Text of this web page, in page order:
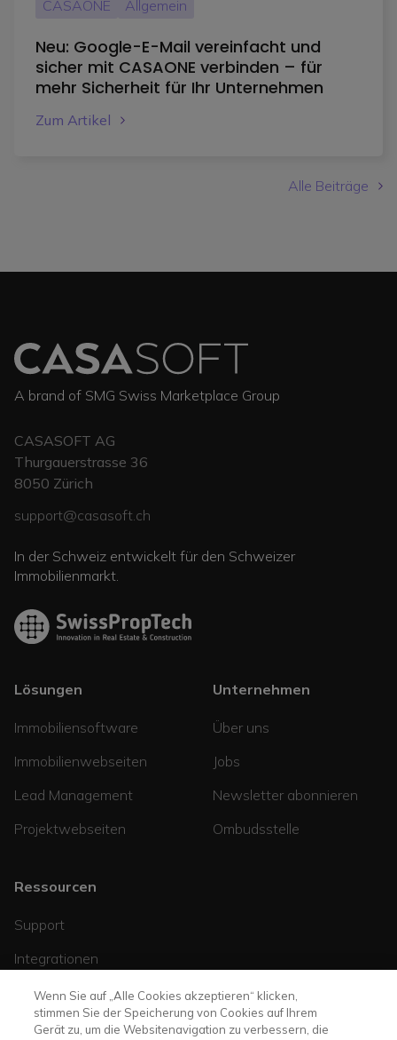
CASAONE Allgemein
Neu: Google-E-Mail vereinfacht und
sicher mit CASAONE verbinden – für
mehr Sicherheit für Ihr Unternehmen
Zum Artikel
Alle Beiträge
A brand of SMG Swiss Marketplace Group
CASASOFT AG
Thurgauerstrasse 36
8050 Zürich
support@casasoft.ch
In der Schweiz entwickelt für den Schweizer
Immobilienmarkt.
Lösungen
Immobiliensoftware
Immobilienwebseiten
Lead Management
Projektwebseiten
Unternehmen
Über uns
Jobs
Newsletter abonnieren
Ombudsstelle
Ressourcen
Support
Integrationen
Helpcenter
Blog
Wenn Sie auf „Alle Cookies akzeptieren“ klicken,
stimmen Sie der Speicherung von Cookies auf Ihrem
Gerät zu, um die Websitenavigation zu verbessern, die